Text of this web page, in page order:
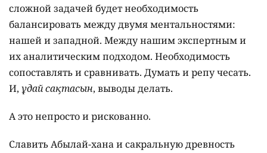
сложной задачей будет необходимость
балансировать между двумя ментальностями:
нашей и западной. Между нашим экспертным и
их аналитическим подходом. Необходимость
сопоставлять и сравнивать. Думать и репу чесать.
И, Құдай сақтасын, выводы делать.
А это непросто и рискованно.
Славить Абылай-хана и сакральную древность